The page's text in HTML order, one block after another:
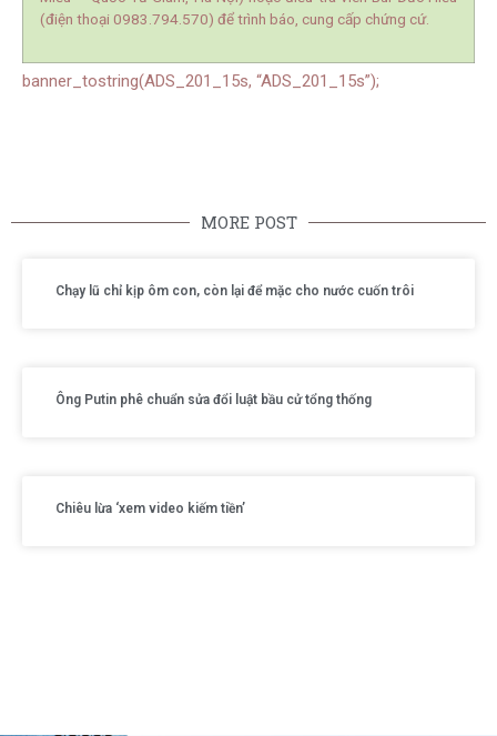
(điện thoại 0983.794.570) để trình báo, cung cấp chứng cứ.
banner_tostring(ADS_201_15s, “ADS_201_15s”);
MORE POST
Chạy lũ chỉ kịp ôm con, còn lại để mặc cho nước cuốn trôi
Ông Putin phê chuẩn sửa đổi luật bầu cử tổng thống
Chiêu lừa ‘xem video kiếm tiền’